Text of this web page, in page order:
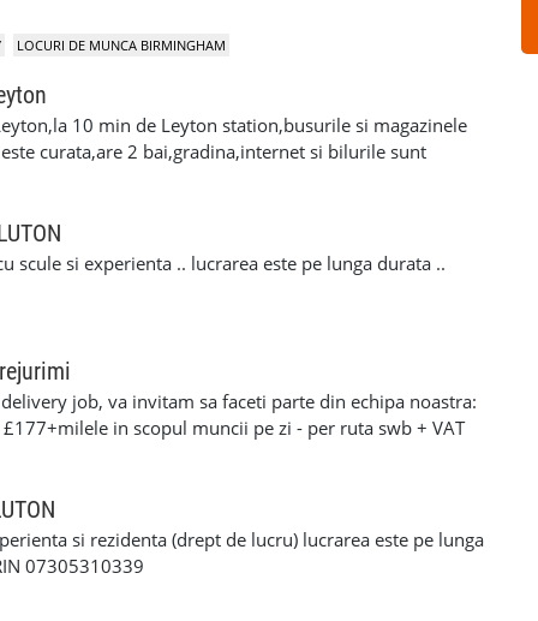
LOCURI DE MUNCA BIRMINGHAM
10 min de Leyton station,busurile si magazinele
curata,are 2 bai,gradina,internet si bilurile sunt
cuplu linistit,serios si muncitor. Pentru mai multe
scule si experienta .. lucrarea este pe lunga durata ..
job, va invitam sa faceti parte din echipa noastra:
in scopul muncii pe zi - per ruta swb + VAT
in scopul muncii pe zi per ruta lwb + VAT pentru
de ani •1 an experienta pe permis •cazier curat -
•posibilitatea sa treceti un test drog si alcool
pe zi) - contract de munca pe o perioada
- van oferit de firma contra cost( in cazul in care nu
si rezidenta (drept de lucru) lucrarea este pe lunga
07305310339